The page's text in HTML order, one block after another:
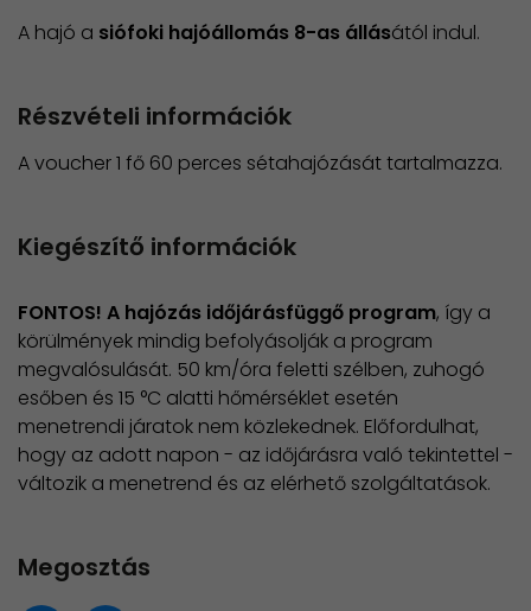
A hajó a siófoki hajóállomás 8-as állásától indul.
Részvételi információk
A voucher 1 fő 60 perces sétahajózását tartalmazza.
Kiegészítő információk
FONTOS! A hajózás időjárásfüggő program, így a
körülmények mindig befolyásolják a program
megvalósulását. 50 km/óra feletti szélben, zuhogó
esőben és 15 °C alatti hőmérséklet esetén
menetrendi járatok nem közlekednek. Előfordulhat,
hogy az adott napon - az időjárásra való tekintettel -
változik a menetrend és az elérhető szolgáltatások.
Megosztás